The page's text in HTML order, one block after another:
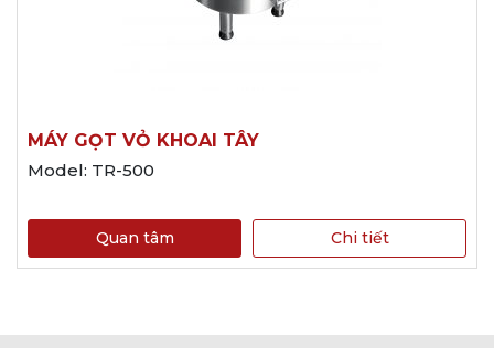
MÁY GỌT VỎ KHOAI TÂY
Model: TR-500
Quan tâm Chi tiết